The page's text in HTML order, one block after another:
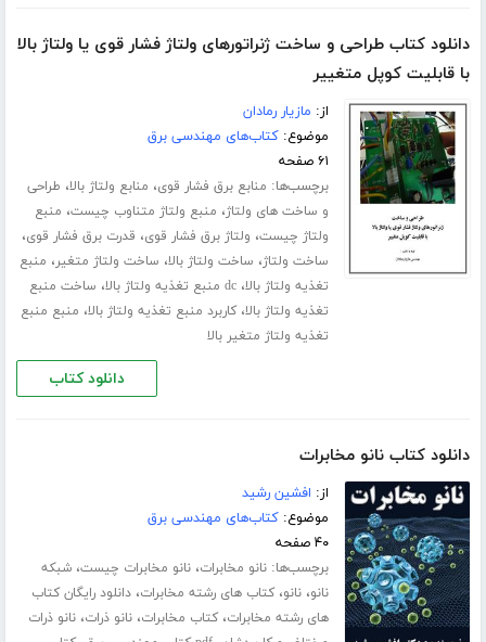
دانلود کتاب طراحی و ساخت ژنراتورهای ولتاژ فشار قوی یا ولتاژ بالا
با قابلیت کوپل متغییر
از: مازیار رمادان
موضوع:کتاب‌های مهندسی برق
۶۱ صفحه
برچسب‌ها: منابع برق فشار قوی، منابع ولتاژ بالا، طراحی
و ساخت های ولتاژ، منبع ولتاژ متناوب چیست، منبع
ولتاژ چیست، ولتاژ برق فشار قوی، قدرت برق فشار قوی،
ساخت ولتاژ، ساخت ولتاژ بالا، ساخت ولتاژ متغیر، منبع
تغذیه ولتاژ بالا،dc منبع تغذیه ولتاژ بالا ، ساخت منبع
تغذیه ولتاژ بالا،کاربرد منبع تغذیه ولتاژ بالا، منبع منبع
تغذیه ولتاژ متغیر بالا
دانلود کتاب
دانلود کتاب نانو مخابرات
از: افشین رشید
موضوع:کتاب‌های مهندسی برق
۴۰ صفحه
برچسب‌ها:نانو مخابرات،نانو مخابرات چیست،شبکه
نانو،نانو،کتاب های رشته مخابرات،دانلود رایگان کتاب
های رشته مخابرات،کتاب مخابرات،نانو ذرات،نانو ذرات